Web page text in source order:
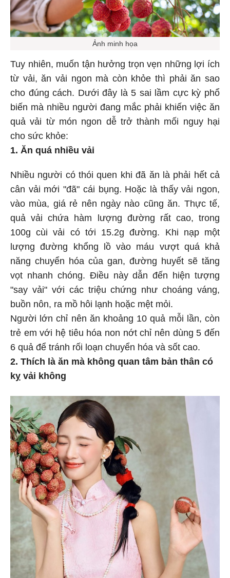
Ảnh minh họa
Tuy nhiên, muốn tận hưởng trọn vẹn những lợi ích
từ vải, ăn vải ngon mà còn khỏe thì phải ăn sao
cho đúng cách. Dưới đây là 5 sai lầm cực kỳ phổ
biến mà nhiều người đang mắc phải khiến việc ăn
quả vải từ món ngon dễ trở thành mối nguy hại
cho sức khỏe:
1. Ăn quá nhiều vải
Nhiều người có thói quen khi đã ăn là phải hết cả
cân vải mới "đã" cái bụng. Hoặc là thấy vải ngon,
vào mùa, giá rẻ nên ngày nào cũng ăn. Thực tế,
quả vải chứa hàm lượng đường rất cao, trong
100g cùi vải có tới 15.2g đường. Khi nạp một
lượng đường khổng lồ vào máu vượt quá khả
năng chuyển hóa của gan, đường huyết sẽ tăng
vọt nhanh chóng. Điều này dẫn đến hiện tượng
"say vải" với các triệu chứng như choáng váng,
buồn nôn, ra mồ hôi lạnh hoặc mệt mỏi.
Người lớn chỉ nên ăn khoảng 10 quả mỗi lần, còn
trẻ em với hệ tiêu hóa non nớt chỉ nên dùng 5 đến
6 quả để tránh rối loạn chuyển hóa và sốt cao.
2. Thích là ăn mà không quan tâm bản thân có
kỵ vải không